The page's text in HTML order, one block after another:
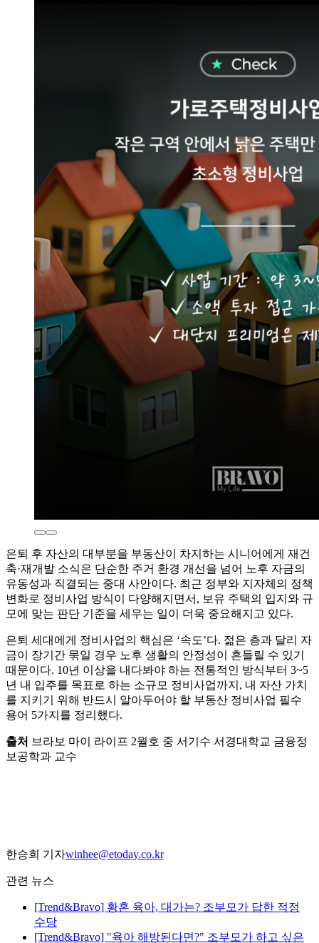
은퇴 후 자산의 대부분을 부동산이 차지하는 시니어에게 재건
축·재개발 소식은 단순한 주거 환경 개선을 넘어 노후 자금의
유동성과 직결되는 중대 사안이다. 최근 정부와 지자체의 정책
변화로 정비사업 방식이 다양해지면서, 보유 주택의 입지와 규
모에 맞는 판단 기준을 세우는 일이 더욱 중요해지고 있다.
은퇴 세대에게 정비사업의 핵심은 ‘속도’다. 젊은 층과 달리 자
금이 장기간 묶일 경우 노후 생활의 안정성이 흔들릴 수 있기
때문이다. 10년 이상을 내다봐야 하는 전통적인 방식부터 3~5
년 내 입주를 목표로 하는 소규모 정비사업까지, 내 자산 가치
를 지키기 위해 반드시 알아두어야 할 부동산 정비사업 필수
용어 5가지를 정리했다.
출처 브라보 마이 라이프 2월호 중 서기수 서경대학교 금융정
보공학과 교수
한승희 기자winhee@etoday.co.kr
관련 뉴스
[Trend&Bravo] 황혼 육아, 대가는? 조부모가 답한 적정
수당
[Trend&Bravo] "육아 해방된다면?" 조부모가 하고 싶은